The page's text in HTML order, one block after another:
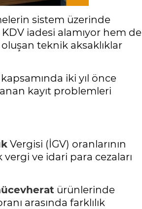
sistem üzerinde
iadesi alamıyor hem de
teknik aksaklıklar
iki yıl önce
kayıt problemleri
Vergisi (İGV) oranlarının
ve idari para cezaları
ürünlerinde
arasında farklılık